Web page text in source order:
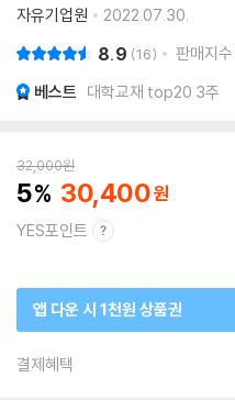
자유기업원
2022.07.30.
8.9 16 판매지수
베스트 대학교재 top20 3주
32,000원
5 30,400
YES포인트
앱 다운 시 1천원 상품권
결제혜택